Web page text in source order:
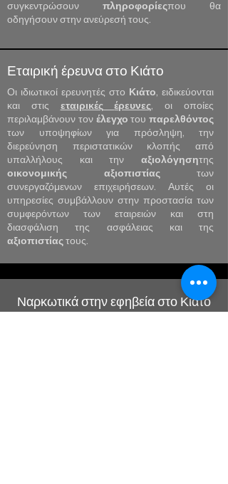
συγκεντρώσουν πληροφορίεςπου θα
οδηγήσουν στην ανεύρεσή τους.
Εταιρική έρευνα στο Κιάτο
Οι ιδιωτικοί ερευνητές στο Κιάτο, ειδικεύονται
και στις εταιρικές έρευνες, οι οποίες
περιλαμβάνουν τον έλεγχο του παρελθόντος
των υποψηφίων για πρόσληψη, την
διερεύνηση περιστατικών κλοπής από
υπαλλήλους και την αξιολόγησητης
οικονομικής
αξιοπιστίας των
συνεργαζόμενων επιχειρήσεων. Αυτές οι
υπηρεσίες συμβάλλουν στην προστασία των
συμφερόντων των εταιρειών και στη
διασφάλιση της ασφάλειας και της
αξιοπιστίας τους.
Ναρκωτικά στην εφηβεία στο Κιάτο